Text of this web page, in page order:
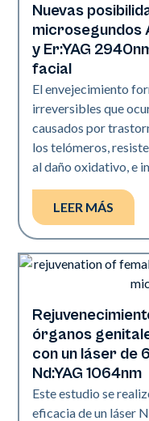
Rejuvenecimiento
Nuevas
microsegundos
y Er:YAG
facial
El envejecimiento
irreversibles que
causados por
los telómeros,
al daño oxidativo, e
LEER MÁS
Rejuvenecimiento
órganos
con un láser de
Nd:YAG 1064nm
Este estudio se
eficacia de un láser